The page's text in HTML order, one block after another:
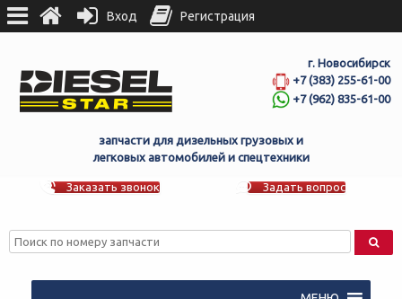
г. Новосибирск
+7 (383) 255-61-00
+7 (962) 835-61-00
запчасти для дизельных грузовых и
легковых автомобилей и спецтехники
Заказать звонок Задать вопрос
Вход Регистрация